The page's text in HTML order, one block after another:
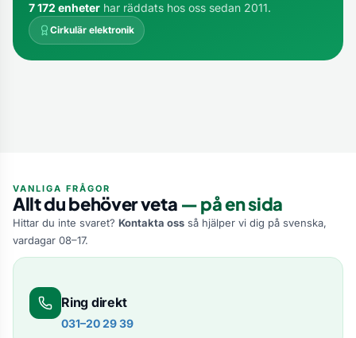
7 172 enheter har räddats hos oss sedan 2011.
Cirkulär elektronik
VANLIGA FRÅGOR
Allt du behöver veta — på en sida
Hittar du inte svaret? Kontakta oss så hjälper vi dig på svenska,
vardagar 08–17.
Ring direkt
031–20 29 39